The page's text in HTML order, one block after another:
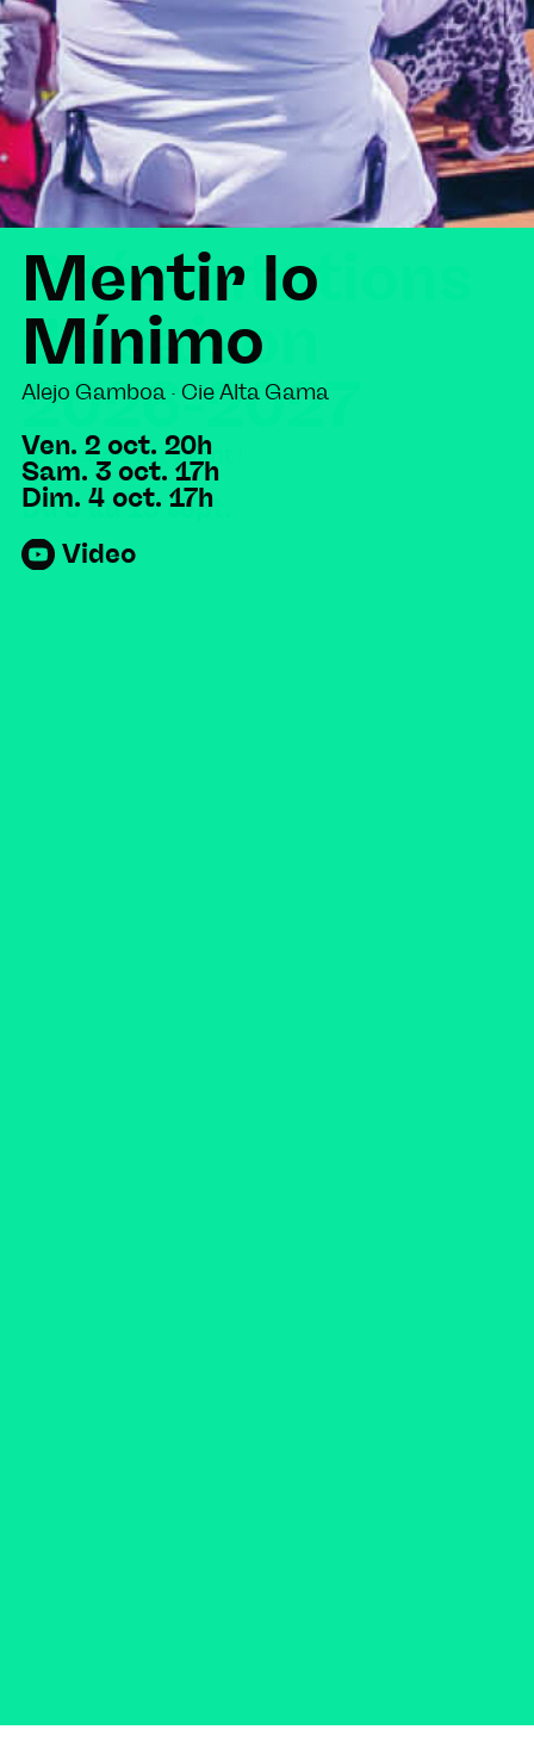
Présentations
de saison
2026-2027
Le Théâtre est vivant !
Du 5 au 15 sept.
Mentir lo
Mínimo
Alejo Gamboa · Cie Alta Gama
Ven. 2 oct. 20h
Sam. 3 oct. 17h
Dim. 4 oct. 17h
Video